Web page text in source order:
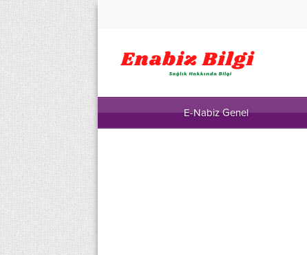
E-Nabiz Genel